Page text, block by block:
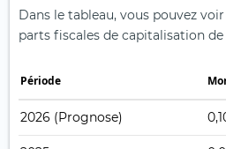
Dans le tableau, vous pouvez
parts fiscales de capitalisation de
Période
2026 (Prognose)